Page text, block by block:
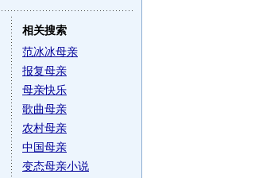
相关搜索
范冰冰母亲
报复母亲
母亲快乐
歌曲母亲
农村母亲
中国母亲
变态母亲小说